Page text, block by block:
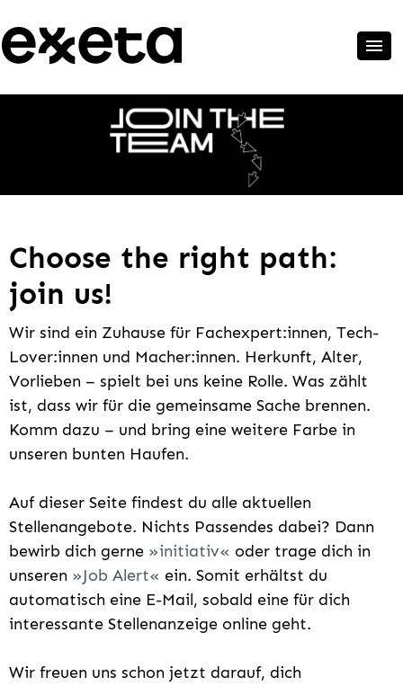
Choose the right path:
join us!
Wir sind ein Zuhause für Fachexpert:innen, Tech-
Lover:innen und Macher:innen. Herkunft, Alter,
Vorlieben – spielt bei uns keine Rolle. Was zählt
ist, dass wir für die gemeinsame Sache brennen.
Komm dazu – und bring eine weitere Farbe in
unseren bunten Haufen.
Auf dieser Seite findest du alle aktuellen
Stellenangebote. Nichts Passendes dabei? Dann
bewirb dich gerne
initiativ
oder trage dich in
unseren
Job Alert
ein. Somit erhältst du
automatisch eine E-Mail, sobald eine für dich
interessante Stellenanzeige online geht.
Wir freuen uns schon jetzt darauf, dich